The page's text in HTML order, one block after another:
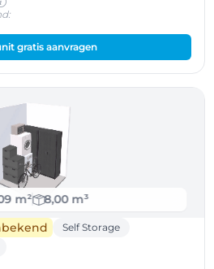
gratis aanvragen
m²
8,00 m³
Self Storage